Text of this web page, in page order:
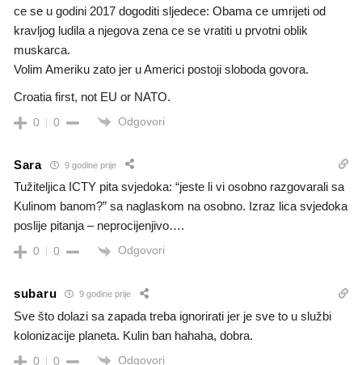
ce se u godini 2017 dogoditi sljedece: Obama ce umrijeti od
kravljog ludila a njegova zena ce se vratiti u prvotni oblik
muskarca.
Volim Ameriku zato jer u Americi postoji sloboda govora.
Croatia first, not EU or NATO.
0 0 Odgovori
Sara 9 godine prije
Tužiteljica ICTY pita svjedoka: “jeste li vi osobno razgovarali sa
Kulinom banom?” sa naglaskom na osobno. Izraz lica svjedoka
poslije pitanja – neprocijenjivo….
0 0 Odgovori
subaru 9 godine prije
Sve što dolazi sa zapada treba ignorirati jer je sve to u službi
kolonizacije planeta. Kulin ban hahaha, dobra.
0 0 Odgovori